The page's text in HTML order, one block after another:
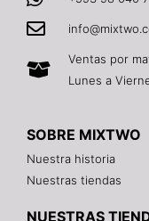
Ventas por
Lunes a
SOBRE MIXTWO
Nuestra historia
Nuestras tiendas
NUESTRAS